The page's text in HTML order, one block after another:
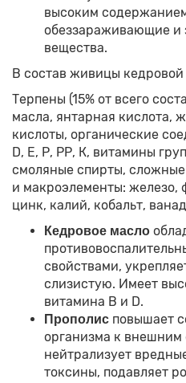
высоким
обеззараживающие и
вещества.
В состав живицы кедровой
Терпены (15% от всего
масла, янтарная кислота,
кислоты, органические
D, Е, Р, РР, К, витамины
смоляные спирты,
и макроэлементы: железо,
цинк, калий, кобальт,
Кедровое масло
свойствами,
слизистую. Имеет
витамина В и D.
Прополис повышает
организма к
нейтрализует
токсины, подавляет